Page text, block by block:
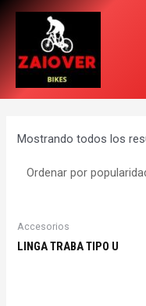
contenido
Mostrando todos los
Accesorios
LINGA TRABA TIPO U